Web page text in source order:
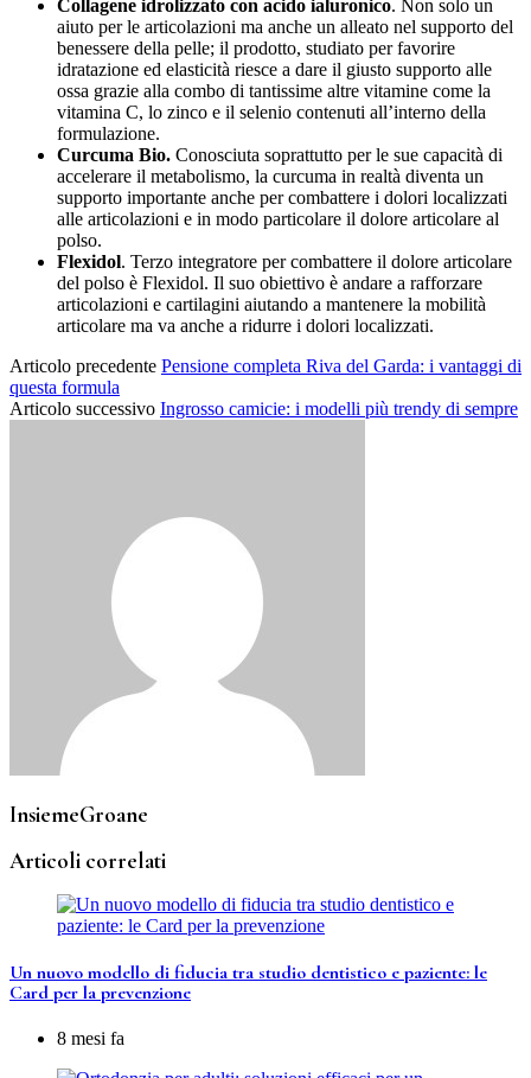
Collagene idrolizzato con acido ialuronico. Non solo un
aiuto per le articolazioni ma anche un alleato nel supporto del
benessere della pelle; il prodotto, studiato per favorire
idratazione ed elasticità riesce a dare il giusto supporto alle
ossa grazie alla combo di tantissime altre vitamine come la
vitamina C, lo zinco e il selenio contenuti all’interno della
formulazione.
Curcuma Bio. Conosciuta soprattutto per le sue capacità di
accelerare il metabolismo, la curcuma in realtà diventa un
supporto importante anche per combattere i dolori localizzati
alle articolazioni e in modo particolare il dolore articolare al
polso.
Flexidol. Terzo integratore per combattere il dolore articolare
del polso è Flexidol. Il suo obiettivo è andare a rafforzare
articolazioni e cartilagini aiutando a mantenere la mobilità
articolare ma va anche a ridurre i dolori localizzati.
Articolo precedente Pensione completa Riva del Garda: i vantaggi di
questa formula
Articolo successivo Ingrosso camicie: i modelli più trendy di sempre
InsiemeGroane
Articoli correlati
Un nuovo modello di fiducia tra studio dentistico e paziente: le
Card per la prevenzione
8 mesi fa